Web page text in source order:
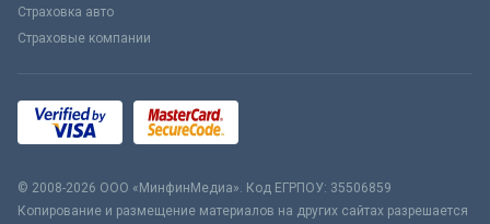
Страховка авто
Страховые компании
© 2008-2026 ООО «МинфинМедиа». Код ЕГРПОУ: 35506859
Копирование и размещение материалов на других сайтах разрешается